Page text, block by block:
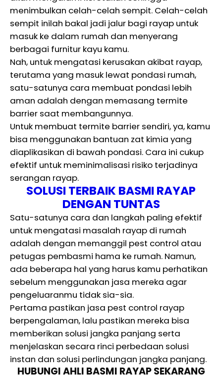
menimbulkan celah-celah sempit. Celah-celah
sempit inilah bakal jadi jalur bagi rayap untuk
masuk ke dalam rumah dan menyerang
berbagai furnitur kayu kamu.
Nah, untuk mengatasi kerusakan akibat rayap,
terutama yang masuk lewat pondasi rumah,
satu-satunya cara membuat pondasi lebih
aman adalah dengan memasang termite
barrier saat membangunnya.
Untuk membuat termite barrier sendiri, ya, kamu
bisa menggunakan bantuan zat kimia yang
diaplikasikan di bawah pondasi. Cara ini cukup
efektif untuk meminimalisasi risiko terjadinya
serangan rayap.
SOLUSI TERBAIK BASMI RAYAP
DENGAN TUNTAS
Satu-satunya cara dan langkah paling efektif
untuk mengatasi masalah rayap di rumah
adalah dengan memanggil pest control atau
petugas pembasmi hama ke rumah. Namun,
ada beberapa hal yang harus kamu perhatikan
sebelum menggunakan jasa mereka agar
pengeluaranmu tidak sia-sia.
Pertama pastikan jasa pest control rayap
berpengalaman, lalu pastikan mereka bisa
memberikan solusi jangka panjang serta
menjelaskan secara rinci perbedaan solusi
instan dan solusi perlindungan jangka panjang.
HUBUNGI AHLI BASMI RAYAP SEKARANG